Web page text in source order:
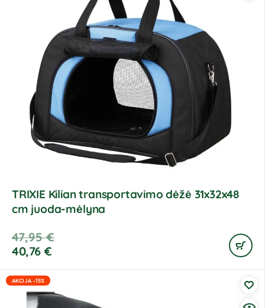
TRIXIE Kilian transportavimo dėžė 31x32x48
cm juoda-mėlyna
47,95€
40,76 €
AKCIJA -15%